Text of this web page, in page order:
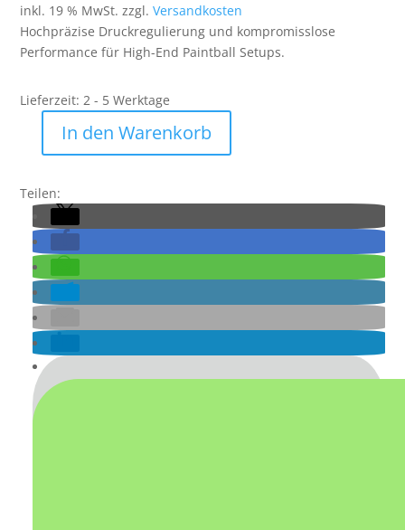
inkl. 19 % MwSt. zzgl.Versandkosten
Hochpräzise Druckregulierung und kompromisslose
Performance für High-End Paintball Setups.
Lieferzeit:2 - 5 Werktage
Powerhouse
Regulator
Red
Menge
In den Warenkorb
Teilen: